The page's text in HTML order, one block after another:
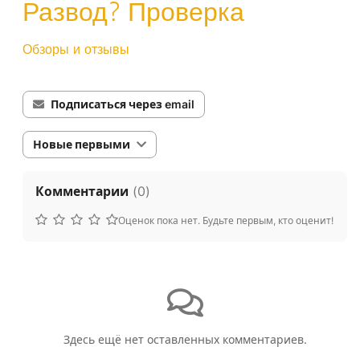
Развод? Проверка
Обзоры и отзывы
Подписаться через email
Новые первыми
Комментарии (0)
Оценок пока нет. Будьте первым, кто оценит!
Здесь ещё нет оставленных комментариев.